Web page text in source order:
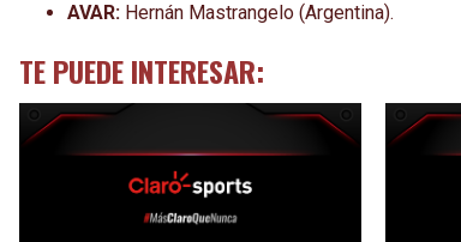
AVAR: Hernán Mastrangelo (Argentina).
TE PUEDE INTERESAR: